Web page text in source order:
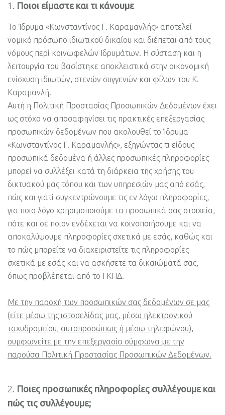
Ποιοι είμαστε και τι κάνουμε
Το Ίδρυμα «Κωνσταντίνος Γ. Καραμανλής» αποτελεί
νομικό πρόσωπο ιδιωτικού δικαίου και διέπεται από τους
νόμους περί κοινωφελών Ιδρυμάτων. Η σύσταση και η
λειτουργία του βασίστηκε αποκλειστικά στην οικονομική
ενίσχυση ιδιωτών, στενών συγγενών και φίλων του Κ.
Καραμανλή.
Αυτή η Πολιτική Προστασίας Προσωπικών Δεδομένων έχει
ως στόχο να αποσαφηνίσει τις πρακτικές επεξεργασίας
προσωπικών δεδομένων που ακολουθεί το Ίδρυμα
«Κωνσταντίνος Γ. Καραμανλής», εξηγώντας τι είδους
προσωπικά δεδομένα ή άλλες προσωπικές πληροφορίες
μπορεί να συλλέξει κατά τη διάρκεια της χρήσης του
δικτυακού μας τόπου και των υπηρεσιών μας από εσάς,
πώς και γιατί συγκεντρώνουμε τις εν λόγω πληροφορίες,
για ποιο λόγο χρησιμοποιούμε τα προσωπικά σας στοιχεία,
πότε και σε ποιον ενδέχεται να κοινοποιήσουμε και να
αποκαλύψουμε πληροφορίες σχετικά με εσάς, καθώς και
το πώς μπορείτε να διαχειριστείτε τις πληροφορίες
σχετικά με εσάς και να ασκήσετε τα δικαιώματά σας,
όπως προβλέπεται από το ΓΚΠΔ.
Με την παροχή των προσωπικών σας δεδομένων σε μας
(είτε μέσω της ιστοσελίδας μας, μέσω ηλεκτρονικού
ταχυδρομείου, αυτοπροσώπως ή μέσω τηλεφώνου),
συμφωνείτε με την επεξεργασία σύμφωνα με την
παρούσα Πολιτική Προστασίας Προσωπικών Δεδομένων.
Ποιες προσωπικές πληροφορίες συλλέγουμε και
πώς τις συλλέγουμε;